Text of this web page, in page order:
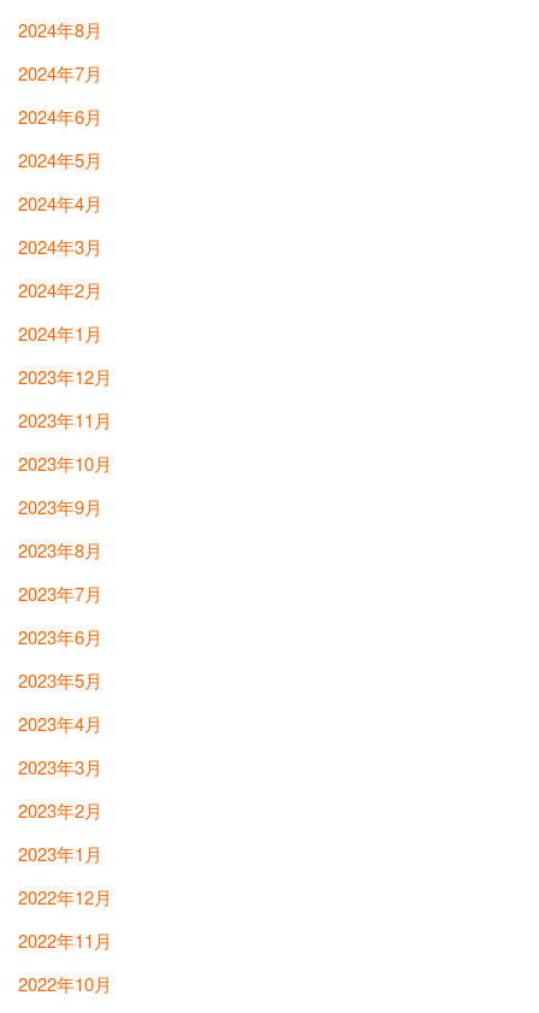
2024年8月
2024年7月
2024年6月
2024年5月
2024年4月
2024年3月
2024年2月
2024年1月
2023年12月
2023年11月
2023年10月
2023年9月
2023年8月
2023年7月
2023年6月
2023年5月
2023年4月
2023年3月
2023年2月
2023年1月
2022年12月
2022年11月
2022年10月